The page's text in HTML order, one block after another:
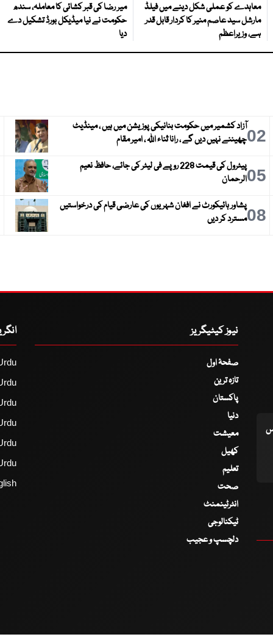
معاہدے کو عملی شکل دینے میں فیلڈ
مارشل سید عاصم منیر کا کردار قابل قدر
ہے، وزیراعظم
میر رضا کی قبر کشائی کا معاملہ، سندھ
حکومت نے نیا میڈیکل بورڈ تشکیل دے
دیا
02آزاد کشمیر میں حکومت بنانیکی پوزیشن میں ہیں ، مینڈیٹ
چھیننے نہیں دیں گے ، رانا ثناء اللہ ، امیر مقام
05
پیٹرول کی قیمت 228 روپے فی لیٹر کی جائے، حافظ نعیم
الرحمان
08پشاور ہائیکورٹ نے افغان شہریوں کی عارضی قیام کی درخواستیں
مسترد کر دیں
نیوز کیٹیگریز
صفحۂ اول
تازہ ترین
پاکستان
دنیا
معیشت
کھیل
تعلیم
صحت
انٹرٹینمنٹ
ٹیکنالوجی
دلچسپ و عجیب